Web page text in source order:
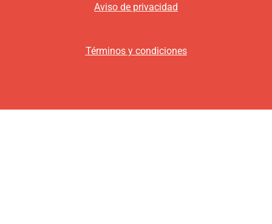
Aviso de privacidad
Términos y condiciones